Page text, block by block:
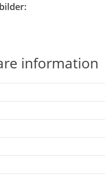
information